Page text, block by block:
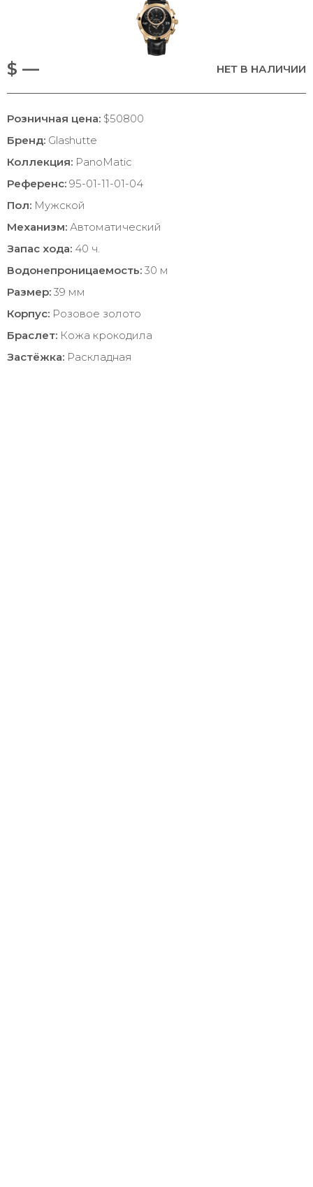
$ — НЕТ В НАЛИЧИИ
Розничная цена: $50800
Бренд: Glashutte
Коллекция: PanoMatic
Референс: 95-01-11-01-04
Пол: Мужской
Механизм: Автоматический
Запас хода: 40 ч.
Водонепроницаемость: 30 м
Размер: 39 мм
Корпус: Розовое золото
Браслет: Кожа крокодила
Застёжка: Раскладная